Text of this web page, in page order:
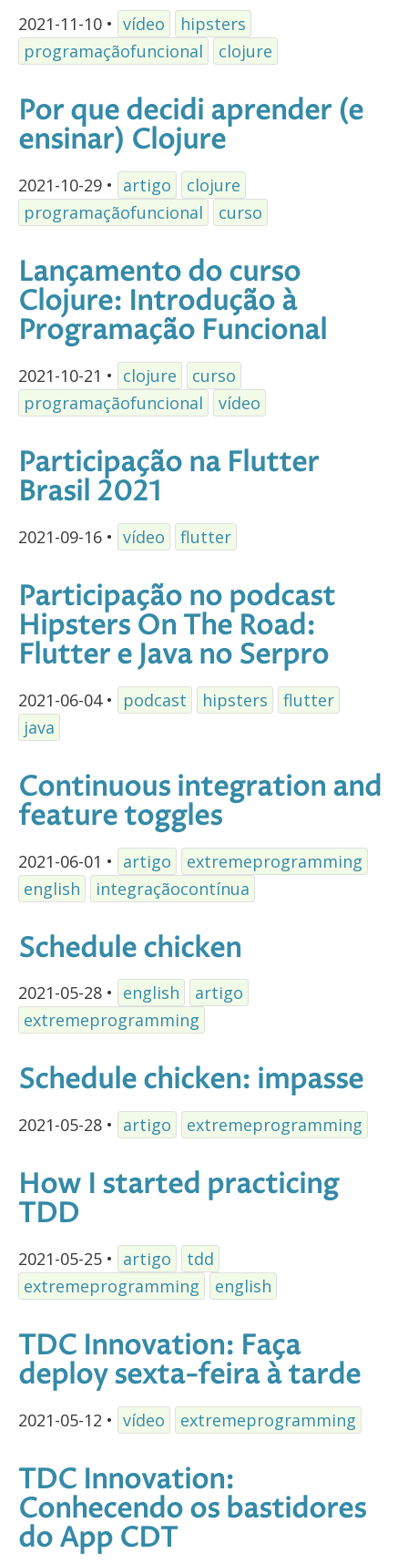
2021-11-10 • vídeo
hipsters
programaçãofuncional
clojure
Por que decidi aprender (e
ensinar) Clojure
2021-10-29 • artigo
clojure
programaçãofuncional
curso
Lançamento do curso
Clojure: Introdução à
Programação Funcional
2021-10-21 • clojure
curso
programaçãofuncional
vídeo
Participação na Flutter
Brasil 2021
2021-09-16 • vídeo flutter
Participação no podcast
Hipsters On The Road:
Flutter e Java no Serpro
2021-06-04 • podcast hipsters
flutter
java
Continuous integration and
feature toggles
2021-06-01 • artigo
extremeprogramming
english
integraçãocontínua
Schedule chicken
2021-05-28 • english
artigo
extremeprogramming
Schedule chicken: impasse
2021-05-28 • artigo extremeprogramming
How I started practicing
TDD
2021-05-25 • artigo
tdd
extremeprogramming
english
TDC Innovation: Faça
deploy sexta-feira à tarde
2021-05-12 • vídeo extremeprogramming
TDC Innovation:
Conhecendo os bastidores
do App CDT